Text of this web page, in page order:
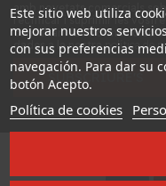
amb novetats comercials
rectificar i suprimir les
consultant la informació
dades a la nostrapolítica de
SUBSCRIURE'S
Este sitio web utiliza
mejorar nuestros
con sus preferencias
navegación. Para dar su
botón Acepto.
Política de cookies